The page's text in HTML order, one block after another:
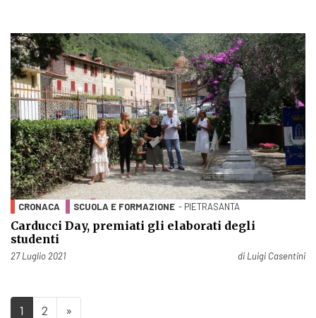
CRONACA SCUOLA E FORMAZIONE - PIETRASANTA
Carducci Day, premiati gli elaborati degli
studenti
Pubblicato il
27 Luglio 2021 di Luigi Casentini
1 2 »